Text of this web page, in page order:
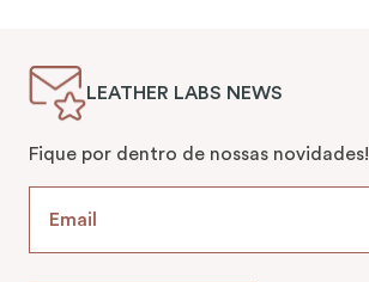
LEATHER LABS NEWS
Fique por dentro de nossas novidades!